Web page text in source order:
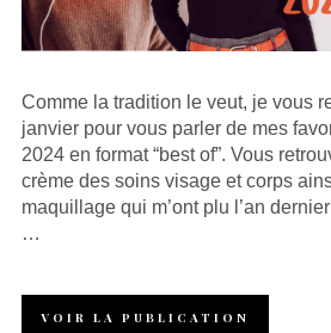
Comme la tradition le veut, je vous
janvier pour vous parler de mes
2024 en format “best of”. Vous
crème des soins visage et corps
maquillage qui m’ont plu l’an
…
VOIR LA PUBLICATION